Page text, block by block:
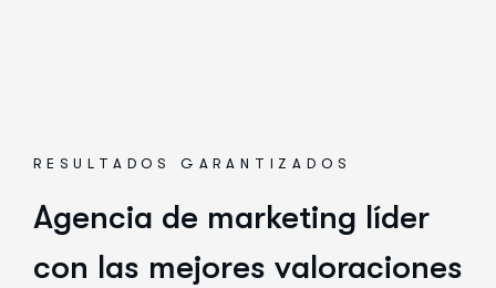
RESULTADOS GARANTIZADOS
Agencia de marketing líder
con las mejores valoraciones